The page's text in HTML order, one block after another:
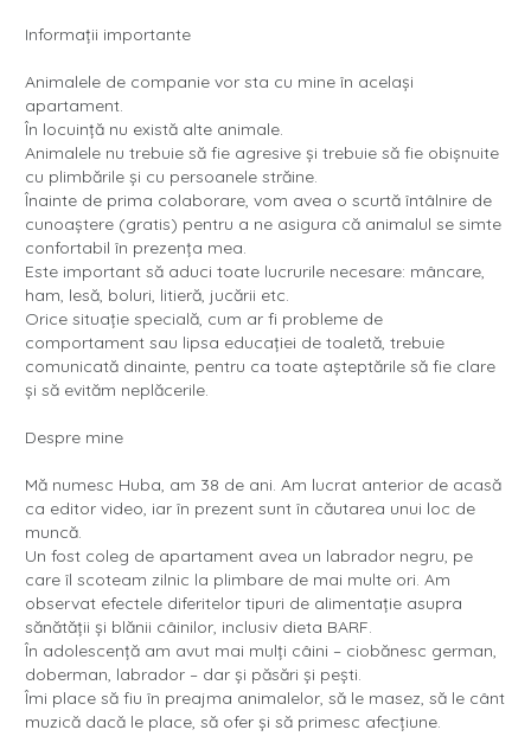
Informații importante
Animalele de companie vor sta cu mine în același
apartament.
În locuință nu există alte animale.
Animalele nu trebuie să fie agresive și trebuie să fie obișnuite
cu plimbările și cu persoanele străine.
Înainte de prima colaborare, vom avea o scurtă întâlnire de
cunoaștere (gratis) pentru a ne asigura că animalul se simte
confortabil în prezența mea.
Este important să aduci toate lucrurile necesare: mâncare,
ham, lesă, boluri, litieră, jucării etc.
Orice situație specială, cum ar fi probleme de
comportament sau lipsa educației de toaletă, trebuie
comunicată dinainte, pentru ca toate așteptările să fie clare
și să evităm neplăcerile.
Despre mine
Mă numesc Huba, am 38 de ani. Am lucrat anterior de acasă
ca editor video, iar în prezent sunt în căutarea unui loc de
muncă.
Un fost coleg de apartament avea un labrador negru, pe
care îl scoteam zilnic la plimbare de mai multe ori. Am
observat efectele diferitelor tipuri de alimentație asupra
sănătății și blănii câinilor, inclusiv dieta BARF.
În adolescență am avut mai mulți câini – ciobănesc german,
doberman, labrador – dar și păsări și pești.
Îmi place să fiu în preajma animalelor, să le masez, să le cânt
muzică dacă le place, să ofer și să primesc afecțiune.